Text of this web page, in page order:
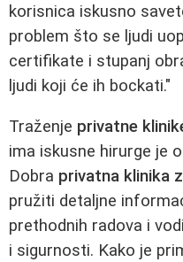
korisnica iskusno
problem što se ljudi
certifikate i stupanj
ljudi koji će ih bockati."
Traženje privatne
ima iskusne hirurge je
Dobra privatna klinika
pružiti detaljne
prethodnih radova i
i sigurnosti. Kako je